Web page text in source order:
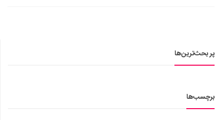
علمی
نجوم و هوا فضا
زمین و محیط زیست
پر بحث‌ترین‌ها
برچسب‌ها